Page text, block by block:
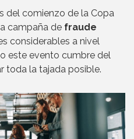
del comienzo de la Copa
campaña de fraude
considerables a nivel
este evento cumbre del
toda la tajada posible.